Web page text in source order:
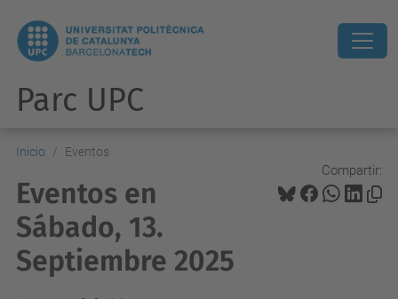
Parc UPC
Inicio Eventos
Compartir:
Eventos en
Sábado, 13.
Septiembre 2025